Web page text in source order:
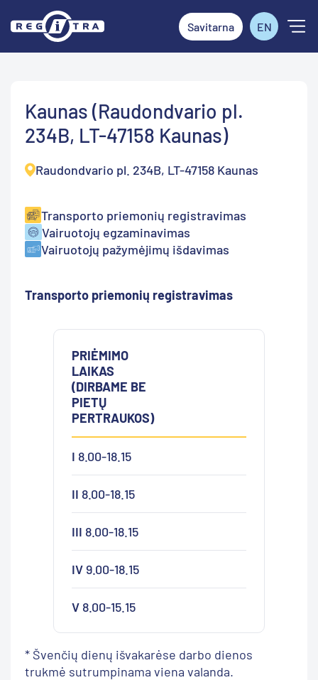
Savitarna EN
Kaunas (Raudondvario pl.
234B, LT-47158 Kaunas)
Raudondvario pl. 234B, LT-47158 Kaunas
Transporto priemonių registravimas
Vairuotojų egzaminavimas
Vairuotojų pažymėjimų išdavimas
Transporto priemonių registravimas
PRIĖMIMO
LAIKAS
(DIRBAME BE
PIETŲ
PERTRAUKOS)
I 8.00-18.15
II 8.00-18.15
III 8.00-18.15
IV9.00-18.15
V 8.00-15.15
* Švenčių dienų išvakarėse darbo dienos
trukmė sutrumpinama viena valanda.